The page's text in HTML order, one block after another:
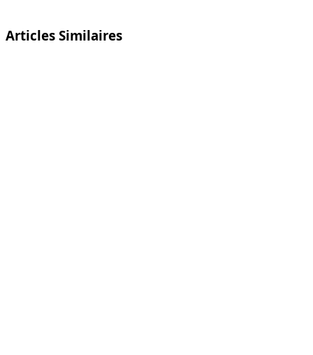
Articles Similaires